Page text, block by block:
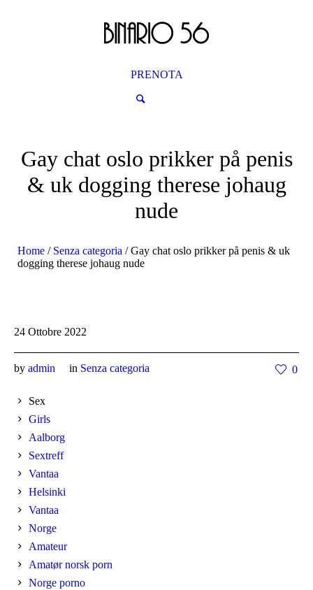
PRENOTA
Gay chat oslo prikker på penis
& uk dogging therese johaug
nude
Home / Senza categoria /Gay chat oslo prikker på penis & uk
dogging therese johaug nude
24 Ottobre 2022
by admin in Senza categoria 0
Sex
Girls
Aalborg
Sextreff
Vantaa
Helsinki
Vantaa
Norge
Amateur
Amatør norsk porn
Norge porno